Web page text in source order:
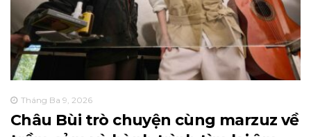
Tháng Ba 9, 2026
Châu Bùi trò chuyện cùng marzuz về